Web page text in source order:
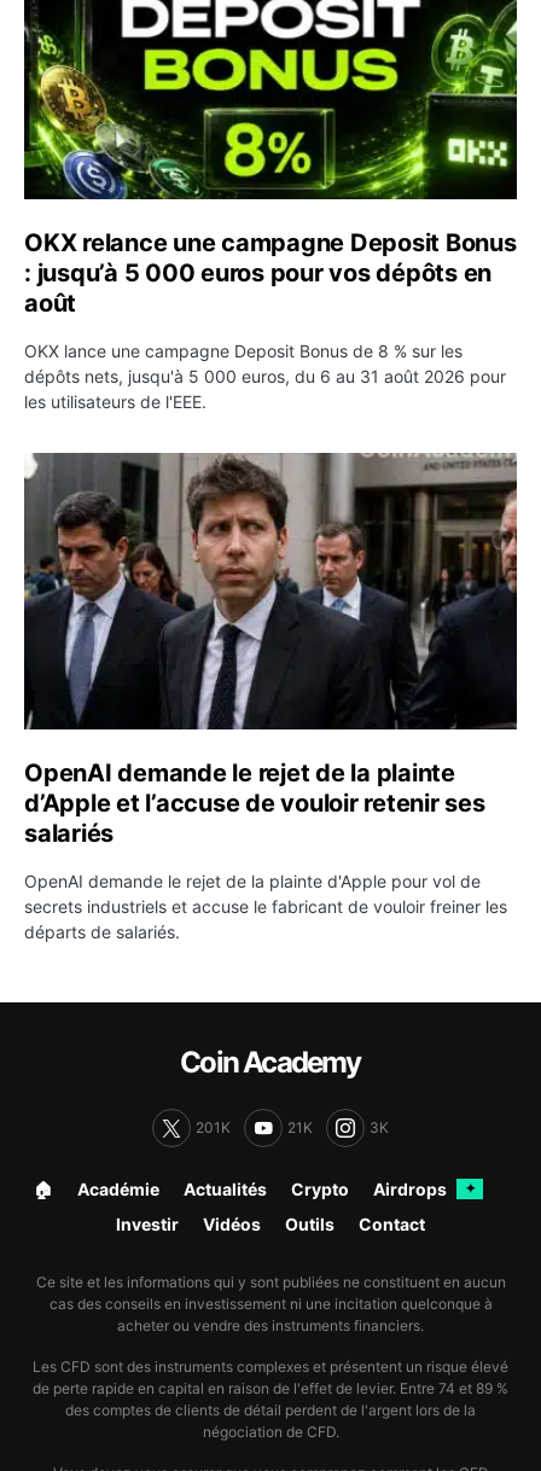
OKX relance une campagne Deposit Bonus
: jusqu’à 5 000 euros pour vos dépôts en
août
OKX lance une campagne Deposit Bonus de 8 % sur les
dépôts nets, jusqu'à 5 000 euros, du 6 au 31 août 2026 pour
les utilisateurs de l'EEE.
OpenAI demande le rejet de la plainte d’Apple et
OpenAI demande le rejet de la plainte
d’Apple et l’accuse de vouloir retenir ses
salariés
OpenAI demande le rejet de la plainte d'Apple pour vol de
secrets industriels et accuse le fabricant de vouloir freiner les
départs de salariés.
Coin Academy
201K 21K 3K
🏠︎ Académie Actualités Crypto Airdrops ✦
Investir Vidéos Outils Contact
Ce site et les informations qui y sont publiées ne constituent en aucun
cas des conseils en investissement ni une incitation quelconque à
acheter ou vendre des instruments financiers.
Les CFD sont des instruments complexes et présentent un risque élevé
de perte rapide en capital en raison de l'effet de levier. Entre 74 et 89 %
des comptes de clients de détail perdent de l'argent lors de la
négociation de CFD.